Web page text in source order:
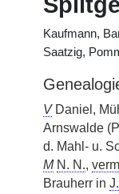
Kaufmann,
Saatzig,
VDaniel,
Arnswalde
d. Mahl- u.
M N. N.,
Brauherr in J.